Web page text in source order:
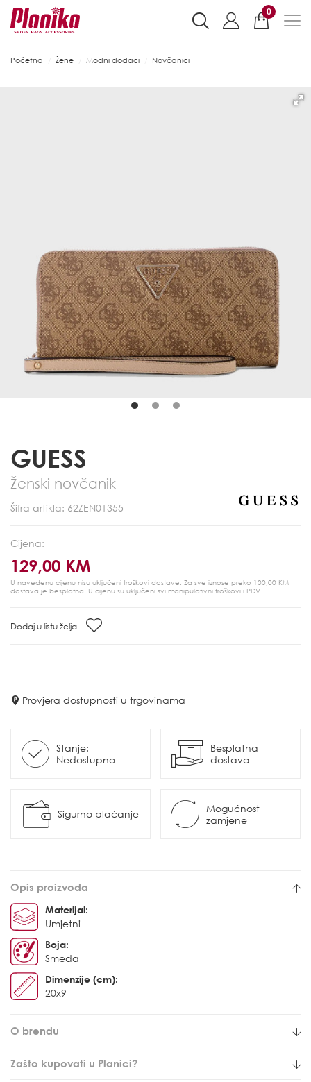
0
Početna Žene Modni dodaci Novčanici
GUESS
Ženski novčanik
Šifra artikla: 62ZEN01355
Cijena:
129,00 KM
U navedenu cijenu nisu uključeni troškovi dostave. Za sve iznose preko 100,00 KM
dostava je besplatna. U cijenu su uključeni svi manipulativni troškovi i PDV.
Dodaj u listu želja
Provjera dostupnosti u trgovinama
Stanje:
Nedostupno
Besplatna
dostava
Sigurno plaćanje
Mogućnost
zamjene
Opis proizvoda
Materijal:
Umjetni
Boja:
Smeđa
Dimenzije (cm):
20x9
O brendu
Zašto kupovati u Planici?